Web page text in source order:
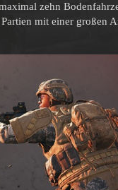
zehn
mit einer großen